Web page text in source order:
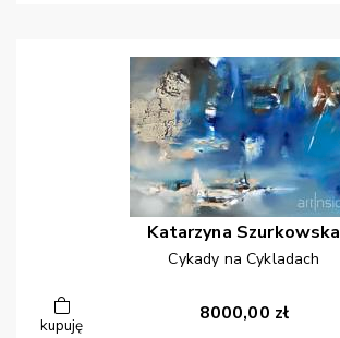
Katarzyna Szurkowska
Cykady na Cykladach
kupuję
8000,00 zł